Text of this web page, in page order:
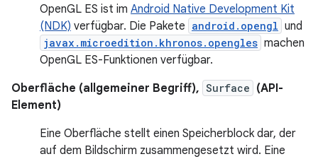
OpenGL ES ist im Android Native Development Kit
(NDK) verfügbar. Die Pakete android.opengl und
javax.microedition.khronos.opengles machen
OpenGL ES-Funktionen verfügbar.
Oberfläche (allgemeiner Begriff), Surface (API-
Element)
Eine Oberfläche stellt einen Speicherblock dar, der
auf dem Bildschirm zusammengesetzt wird. Eine